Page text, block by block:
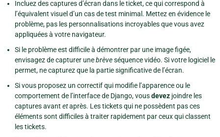
Incluez des captures d’écran dans le ticket, ce qui correspond à
l’équivalent visuel d’un cas de test minimal. Mettez en évidence le
problème, pas les personnalisations incroyables que vous avez
appliquées à votre navigateur.
Si le problème est difficile à démontrer par une image figée,
envisagez de capturer unebrèveséquence vidéo. Si votre logiciel le
permet, ne capturez que la partie significative de l’écran.
Si vous proposez un correctif qui modifie l’apparence ou le
comportement de l’interface de Django, vousdevez joindre les
captures avant etaprès. Les tickets qui ne possèdent pas ces
éléments sont difficiles à traiter rapidement par ceux qui classent
les tickets.